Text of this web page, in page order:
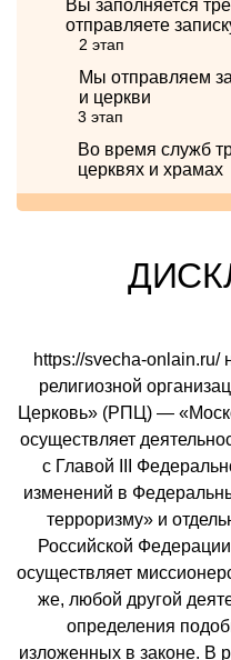
Вы заполняется
отправляете
2 этап
Мы отправляем
и церкви
3 этап
Во время служб
церквях и храмах
https://svecha-onlain.ru/
религиозной
Церковь» (РПЦ) —
осуществляет
с Главой III
изменений в
терроризму» и
Российской
осуществляет
же, любой другой
определения
изложенных в законе. В